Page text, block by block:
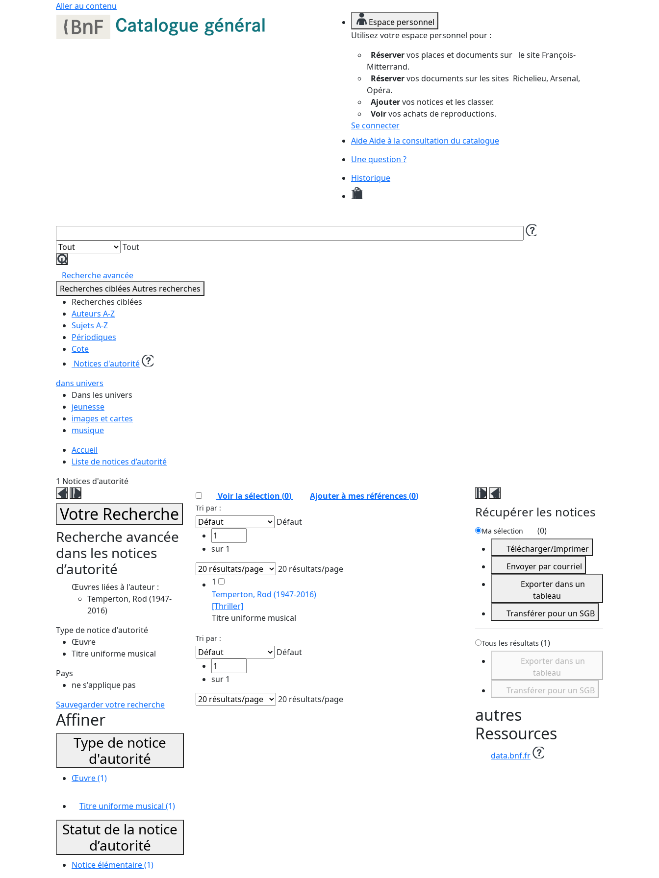
Aller au contenu
Espace personnel
Utilisez votre espace personnel pour :
Réservervos places et documents sur le site François-
Mitterrand.
Réservervos documents sur les sites Richelieu, Arsenal,
Opéra.
Ajoutervos notices et les classer.
Voirvos achats de reproductions.
Se connecter
AideAide à la consultation du catalogue
Une question ?
Historique
Mes
reproduction
Tout
Lancer
la
recherche
Recherche avancée
Recherches ciblées Autres recherches
Recherches ciblées
Auteurs A-Z
Sujets A-Z
Périodiques
Cote
Notices d'autorité
dans univers
Dans les univers
jeunesse
images et cartes
musique
Accueil
Liste de notices d’autorité
1 Notices d'autorité
Fermer
ce
volet
affinage
Ouvrir
ce
volet
affinage
Votre Recherche
Recherche avancée
dans les notices
d’autorité
Œuvres liées à l'auteur :
Temperton, Rod (1947-
2016)
Type de notice d'autorité
Œuvre
Titre uniforme musical
Pays
ne s'applique pas
Sauvegarder votre recherche
Affiner
Type de notice
d'autorité
Œuvre(1)
Titre uniforme musical (1)
Statut de la notice
d’autorité
Notice élémentaire(1)
Voir la sélection (0) Ajouter à mes références(0)
Tri par :
Défaut
sur 1
20 résultats/page
1
Temperton, Rod (1947-2016)
[Thriller]
Titre uniforme musical
Tri par :
Défaut
sur 1
20 résultats/page
Fermer
ce
volet
récupérer
les
notices
Ouvrir
volet
récupérer
les
notices
Récupérer les notices
Ma sélection (0)
Télécharger/Imprimer
Envoyer par courriel
Exporter dans un
tableau
Transférer pour un SGB
Tous les résultats (1)
Exporter dans un
tableau
Transférer pour un SGB
autres
Ressources
data.bnf.fr
Panneau de gestion des cookies